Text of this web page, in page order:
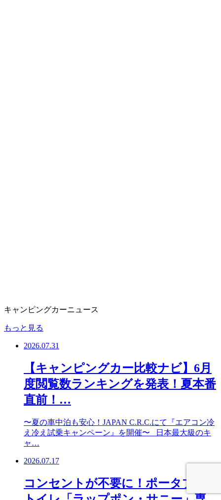
キャンピングカーニュース
もっと見る
2026.07.31
【キャンピングカー比較ナビ】6月
度閲覧数ランキングを発表！夏本番
直前！…
〜夏の車中泊も安心！JAPAN C.R.C.にて『エアコン冷
え冷え試乗キャンペーン』を開催〜 日本最大級のキ
ャ…
2026.07.17
コンセントが不要に！ポータブル